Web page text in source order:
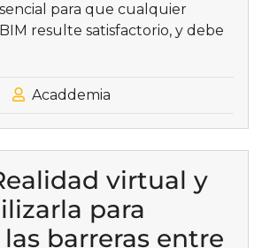
para que cualquier
resulte satisfactorio, y debe
Acaddemia
virtual y
para
barreras entre